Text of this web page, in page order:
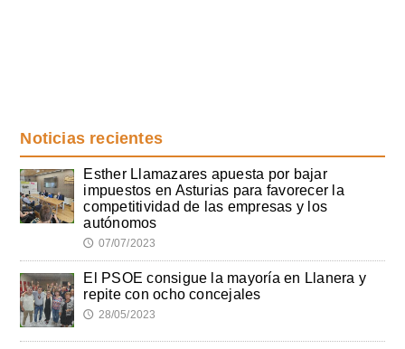
Noticias recientes
Esther Llamazares apuesta por bajar
impuestos en Asturias para favorecer la
competitividad de las empresas y los
autónomos
🕔 07/07/2023
El PSOE consigue la mayoría en Llanera y
repite con ocho concejales
🕔 28/05/2023